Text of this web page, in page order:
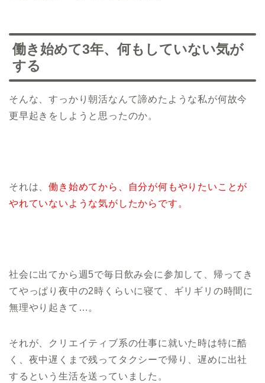
働き始めて3年、何もしていない気が
する
そんな、すっかり朝活なんて諦めたような私が何故今
更早起きをしようと思ったのか。
それは、働き始めてから、自分が何もやりたいことが
やれていないような気がしたからです。
社会に出てから週5で毎日飲み会に参加して、帰ってき
てやっぱり夜中の2時くらいに寝て、ギリギリの時間に
無理やり起きて…。
それが、クリエイティブ系の仕事に就いた時は特に酷
く、夜中遅くまで残ってタクシーで帰り、遅めに出社
するという生活を送っていました。